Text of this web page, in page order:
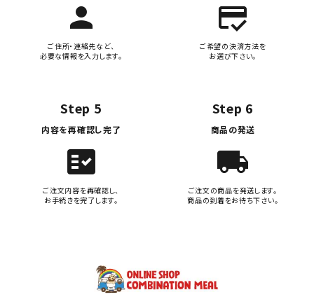
person
ご住所・連絡先など、
必要な情報を入力します。
credit_score
ご希望の決済方法を
お選び下さい。
Step 5
内容を再確認し完了
fact_check
ご注文内容を再確認し、
お手続きを完了します。
Step 6
商品の発送
local_shipping
ご注文の商品を発送します。
商品の到着をお待ち下さい。